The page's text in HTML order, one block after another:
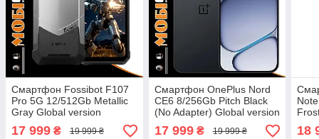
Смартфон Fossibot F107
Pro 5G 12/512Gb Metallic
Gray Global version
17 999 ₴ 19 999 ₴
Смартфон OnePlus Nord
CE6 8/256Gb Pitch Black
(No Adapter) Global version
17 999₴ 19 999 ₴ 18